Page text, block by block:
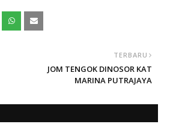
TERBARU
JOM TENGOK DINOSOR KAT
MARINA PUTRAJAYA